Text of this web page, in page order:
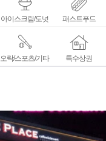
아이스크림/도넛 패스트푸드
오락/스포츠/기타 특수상권